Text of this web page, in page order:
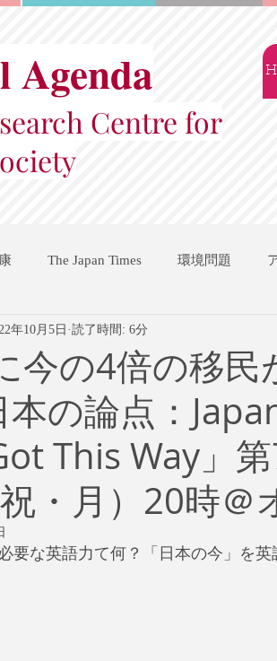
Agenda
Centre for
The Japan Times 環境問題
国際機関 地域振興
治 ビジネス リスク ブランド
Global News ソーシ
SDGs
今の4倍の移民
本の論点：
This Way」
・月）20時＠
年10月5日 読了時間: 6分
要な英語力て何？「日本の今」を